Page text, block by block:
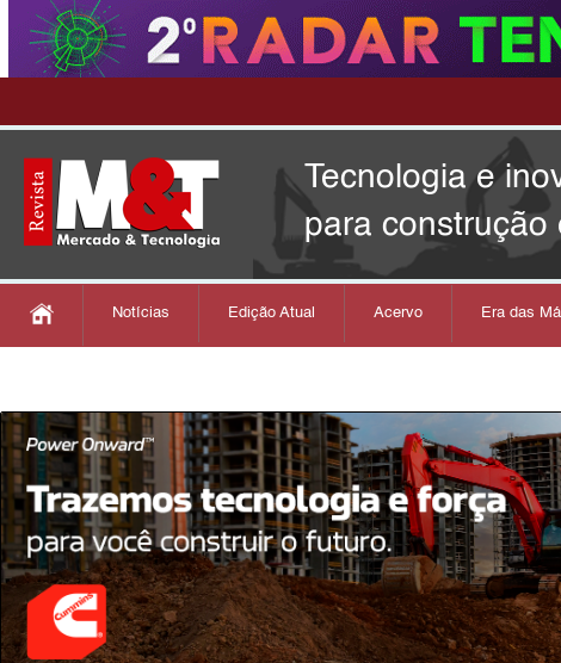
Tecnologia e
para construção
Notícias Edição Atual Acervo Era das